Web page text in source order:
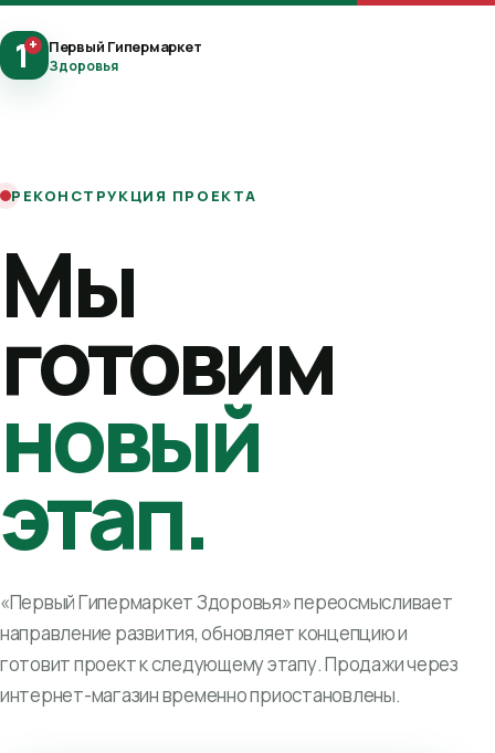
1+ Первый Гипермаркет
Здоровья
РЕКОНСТРУКЦИЯ ПРОЕКТА
Мы
готовим
новый
этап.
«Первый Гипермаркет Здоровья» переосмысливает
направление развития, обновляет концепцию и
готовит проект к следующему этапу. Продажи через
интернет-магазин временно приостановлены.